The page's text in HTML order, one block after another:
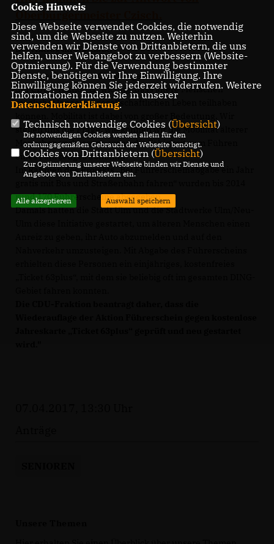
Oberbürgermeister Czisch.
Der Antrag im Wortlaut:
"Sehr geehrter Herr Oberbürgermeister,
der CDU-Fraktion ist wichtig, dass ältere Menschen
möglichst lange am gesellschaftlichen Leben teilhaben
stellen uns die Frage, wie können wir die Mobilität älterer
Menschen verbessern, wenn die Fähigkeit zum Führen
eines Fahrzeuges abnimmt?
Im Rahmen des Projekts „Bei Führerscheinabgabe ein Jahr
rund 170 Führerscheine abgegeben.
Damals hatten die Stadt Ulm und die Stadtwerke Ulm/Neu-
Cookie Hinweis
Diese Webseite verwendet Cookies, die notwendig
sind, um die Webseite zu nutzen. Weiterhin
verwenden wir Dienste von Drittanbietern, die uns
helfen, unser Webangebot zu verbessern (Website-
Optmierung). Für die Verwendung bestimmter
Dienste, benötigen wir Ihre Einwilligung. Ihre
Einwilligung können Sie jederzeit widerrufen. Weitere
Informationen finden Sie in unserer
Datenschutzerklärung.
Technisch notwendige Cookies (Übersicht)
Die notwendigen Cookies werden allein für den
ordnungsgemäßen Gebrauch der Webseite benötigt.
Cookies von Drittanbietern (Übersicht)
Zur Optimierung unserer Webseite binden wir Dienste und
Angebote von Drittanbietern ein.
Alle akzeptieren Auswahl speichern